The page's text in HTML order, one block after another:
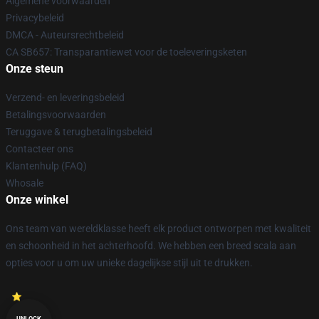
Privacybeleid
DMCA - Auteursrechtbeleid
CA SB657: Transparantiewet voor de toeleveringsketen
Onze steun
Verzend- en leveringsbeleid
Betalingsvoorwaarden
Teruggave & terugbetalingsbeleid
Contacteer ons
Klantenhulp (FAQ)
Whosale
Onze winkel
Ons team van wereldklasse heeft elk product ontworpen met kwaliteit
en schoonheid in het achterhoofd. We hebben een breed scala aan
opties voor u om uw unieke dagelijkse stijl uit te drukken.